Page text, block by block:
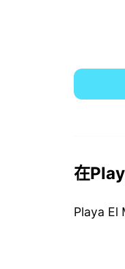
在
Playa El